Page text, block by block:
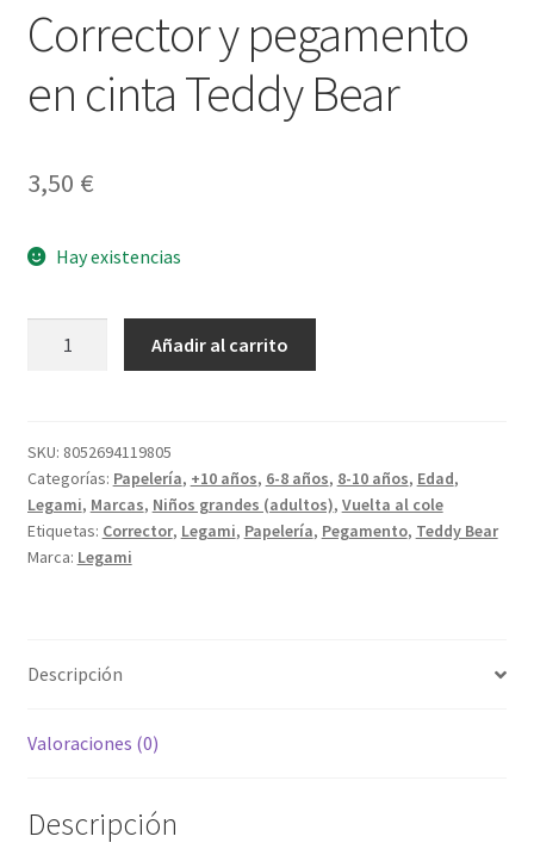
Corrector y pegamento
en cinta Teddy Bear
3,50 €
Hay existencias
cinta
Teddy
Bear
cantidad
Añadir al carrito
SKU: 8052694119805
Categorías: Papelería, +10 años, 6-8 años, 8-10 años, Edad,
Legami, Marcas, Niños grandes (adultos), Vuelta al cole
Etiquetas: Corrector, Legami, Papelería, Pegamento, Teddy Bear
Marca: Legami
Descripción
Valoraciones (0)
Descripción